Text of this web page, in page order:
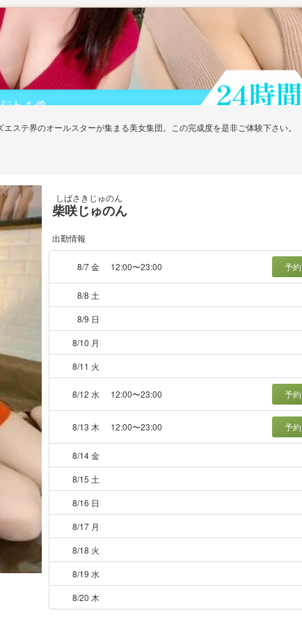
ステ界のオールスターが集まる美女集団。この完成度を是非ご体験下さい。
しばさきじゅのん
柴咲じゅのん
出勤情報
8/7 金 12:00〜23:00 予約
8/8 土
8/9 日
8/10 月
8/11 火
8/12 水 12:00〜23:00 予約
8/13 木 12:00〜23:00 予約
8/14 金
8/15 土
8/16 日
8/17 月
8/18 火
8/19 水
8/20 木